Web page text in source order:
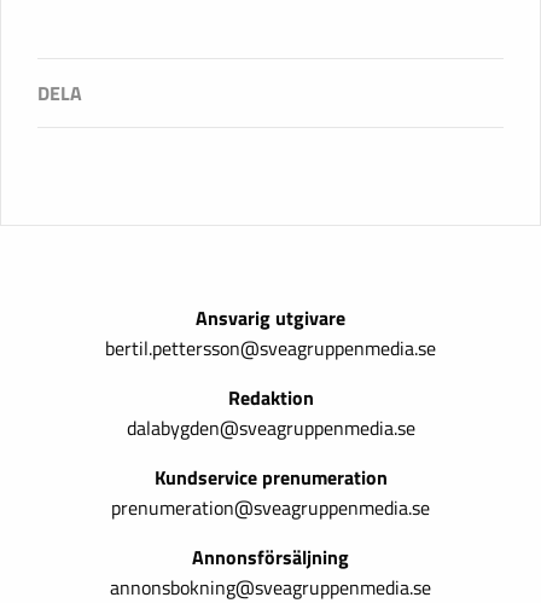
Ansvarig utgivare
bertil.pettersson@sveagruppenmedia.se
Redaktion
dalabygden@sveagruppenmedia.se
Kundservice prenumeration
prenumeration@sveagruppenmedia.se
Annonsförsäljning
annonsbokning@sveagruppenmedia.se